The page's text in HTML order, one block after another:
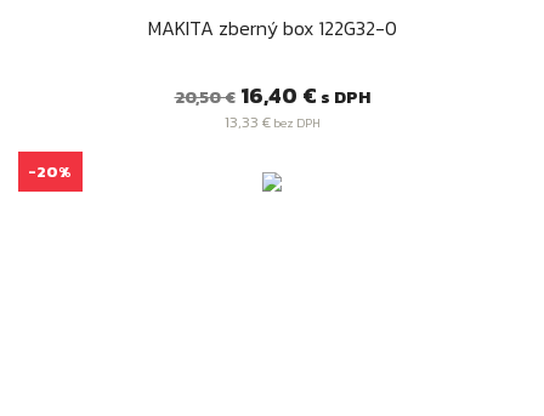
MAKITA zberný box 122G32-0
Bežná
cena
20,50 € Cena
16,40 € s DPH
13,33 €bez DPH
-20%